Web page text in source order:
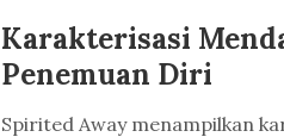
Karakterisasi
Penemuan Diri
Spirited Away menampilkan